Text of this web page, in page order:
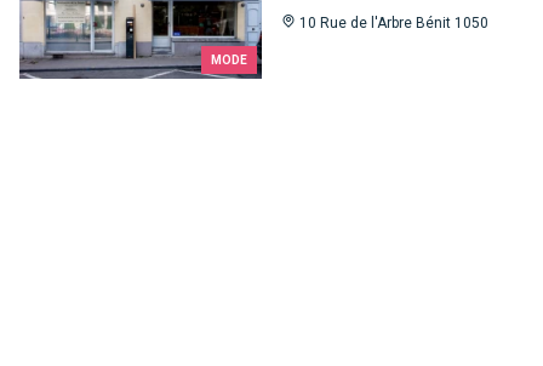
MODE
10 Rue de l'Arbre Bénit 1050